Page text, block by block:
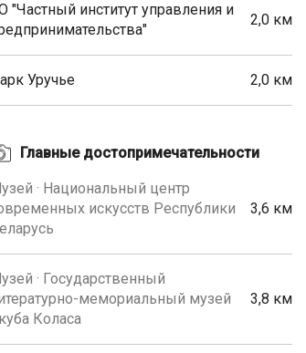
"Частный институт управления и
2,0 км
Уручье 2,0 км
Главные достопримечательности
· Национальный центр
искусств Республики
3,6 км
· Государственный
мемориальный музей
Коласа
3,8 км